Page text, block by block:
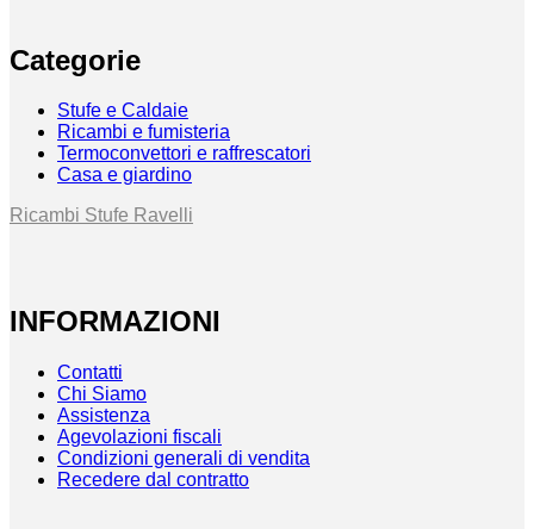
Categorie
Stufe e Caldaie
Ricambi e fumisteria
Termoconvettori e raffrescatori
Casa e giardino
Ricambi Stufe Ravelli
INFORMAZIONI
Contatti
Chi Siamo
Assistenza
Agevolazioni fiscali
Condizioni generali di vendita
Recedere dal contratto